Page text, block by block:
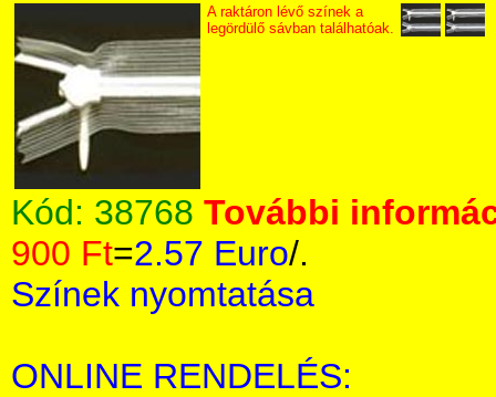
A raktáron lévő színek a
legördülő sávban találhatóak.
Kód: 38768 További
900 Ft=2.57 Euro/.
Színek nyomtatása
ONLINE RENDELÉS: